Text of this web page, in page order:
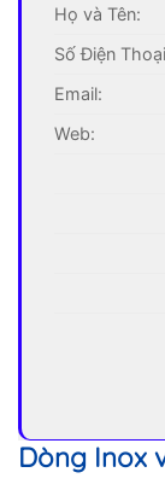
Họ và Tên:
Số Điện
Email:
Web:
Dòng Inox